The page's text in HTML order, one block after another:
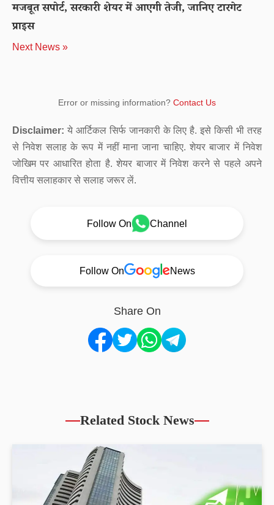
मजबूत सपोर्ट, सरकारी शेयर में आएगी तेजी, जानिए टारगेट
प्राइस
Next News »
Error or missing information? Contact Us
Disclaimer: ये आर्टिकल सिर्फ जानकारी के लिए है. इसे किसी भी तरह
से निवेश सलाह के रूप में नहीं माना जाना चाहिए. शेयर बाजार में निवेश
जोखिम पर आधारित होता है. शेयर बाजार में निवेश करने से पहले अपने
वित्तीय सलाहकार से सलाह जरूर लें.
Follow On Channel
Follow On News
Share On
Related Stock News